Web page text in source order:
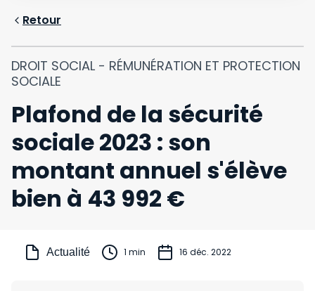
Retour
DROIT SOCIAL - RÉMUNÉRATION ET PROTECTION
SOCIALE
Plafond de la sécurité
sociale 2023 : son
montant annuel s'élève
bien à 43 992 €
Actualité 1 min 16 déc. 2022